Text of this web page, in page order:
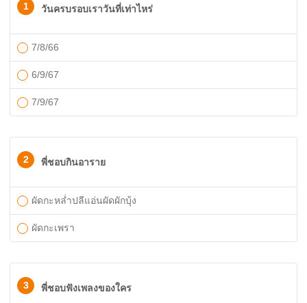
1 วันครบรอบเราวันที่เท่าไหร่
7/8/66
6/9/67
7/9/67
2 พี่ชอบกินอาราย
ผัดกะหล่ำปลีแอ่นผัดผักบุ้ง
ผัดกะเพรา
3 พี่ชอบฟังเพลงของใคร